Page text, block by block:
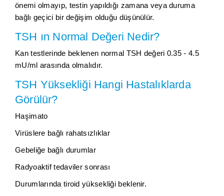
önemi olmayıp, testin yapıldığı zamana veya duruma
bağlı geçici bir değişim olduğu düşünülür.
TSH ın Normal Değeri Nedir?
Kan testlerinde beklenen normal TSH değeri 0.35 - 4.5
mU/ml arasında olmalıdır.
TSH Yüksekliği Hangi Hastalıklarda
Görülür?
Haşimato
Virüslere bağlı rahatsızlıklar
Gebeliğe bağlı durumlar
Radyoaktif tedaviler sonrası
Durumlarında tiroid yüksekliği beklenir.